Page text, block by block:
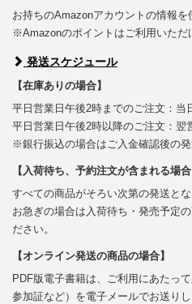
お持ちのAmazonアカウントの情報を
※Amazonのポイントはご利用いただ
発送スケジュール
【在庫ありの場合】
平日営業日午後2時までのご注文：当
平日営業日午後2時以降のご注文：翌
※銀行振込の場合はご入金確認後の発
【入荷待ち、予約注文が含まれる場合
すべての商品がそろい次第の発送とな
お急ぎの場合は入荷待ち・発売予定
ださい。
【オンライン発送の商品の場合】
PDF版電子書籍は、ご利用にあたっ
参加証など）を電子メールでお送りし